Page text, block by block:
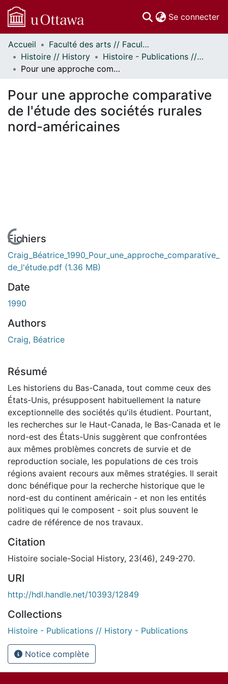
Se connecter
Communautés
et collections
Parcourir
À propos
Accueil
Faculté des arts // Faculty of Arts
Histoire // History
Histoire - Publications // History - Publications
Pour une approche comparative de l'étude des sociétés rurales nord-américaines
Pour une approche comparative
de l'étude des sociétés rurales
nord-américaines
En cours de chargement...
Fichiers
Craig_Béatrice_1990_Pour_une_approche_comparative_
de_l'étude.pdf (1.36 MB)
Date
1990
Authors
Craig, Béatrice
Résumé
Les historiens du Bas-Canada, tout comme ceux des
États-Unis, présupposent habituellement la nature
exceptionnelle des sociétés qu'ils étudient. Pourtant,
les recherches sur le Haut-Canada, le Bas-Canada et le
nord-est des États-Unis suggèrent que confrontées
aux mêmes problèmes concrets de survie et de
reproduction sociale, les populations de ces trois
régions avaient recours aux mêmes stratégies. Il serait
donc bénéfique pour la recherche historique que le
nord-est du continent américain - et non les entités
politiques qui le composent - soit plus souvent le
cadre de référence de nos travaux.
Citation
Histoire sociale-Social History, 23(46), 249-270.
URI
http://hdl.handle.net/10393/12849
Collections
Histoire - Publications // History - Publications
Notice complète